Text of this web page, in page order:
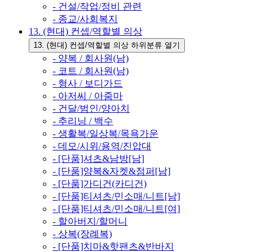
- 건설/작업/정비 관련
- 종교/사회복지
13. (현대) 컨셉/역할별 의상
13. (현대) 컨셉/역할별 의상 하위분류 열기
- 양복 / 회사원(남)
- 코트 / 회사원(남)
- 형사 / 보디가드
- 아저씨 / 아줌마
- 건달/범인/양아치
- 추리닝 / 백수
- 생활복/일상복/목욕가운
- 데모/시위/용역/진압대
- [단품]셔츠&남방[남]
- [단품]양복&자켓&점퍼[남]
- [단품]가디건(카디건)
- [단품]티셔츠/민소매/니트[남]
- [단품]티셔츠/민소매/니트[여]
- 할아버지/할머니
- 상복(장례복)
- [단품]치마&핫팬츠&반바지